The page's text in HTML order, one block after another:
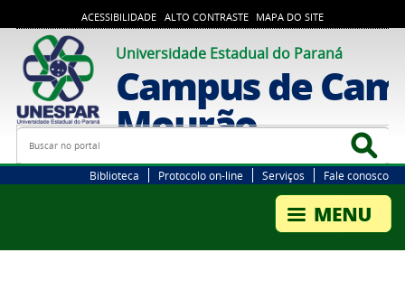
ACESSIBILIDADE ALTO CONTRASTE MAPA DO SITE
Universidade Estadual do Paraná
Campus de
Mourão
Busca
Biblioteca Protocolo on-line Serviços Fale conosco